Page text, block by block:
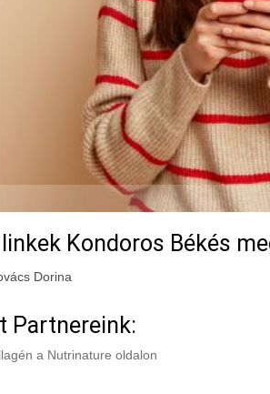
Kondoros Békés
Dorina
Partnereink:
a Nutrinature oldalon